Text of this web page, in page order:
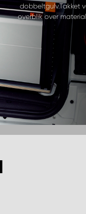
dobbeltgulv.Takket
overblik over